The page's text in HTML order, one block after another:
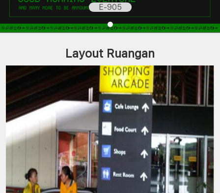
E-905
Layout Ruangan